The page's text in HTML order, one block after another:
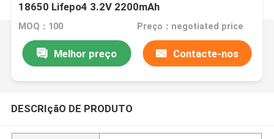
18650 Lifepo4 3.2V 2200mAh
MOQ：100 Preço：negotiated price
Melhor preço Contacte-nos
DESCRIçãO DE PRODUTO